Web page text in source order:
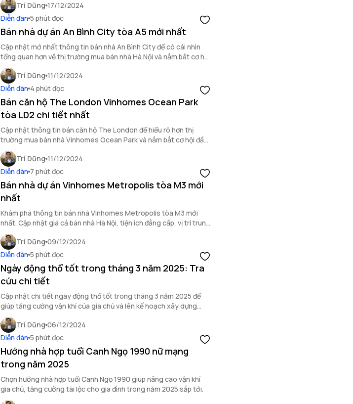
Trí Dũng 17/12/2024
Diễn đàn 5 phút đọc
Bán nhà dự án An Bình City tòa A5 mới nhất
Cập nhật mớ nhất thông tin bán nhà An Bình City để có cái nhìn
tổng quan hơn về thị trường mua bán nhà Hà Nội và nắm bắt cơ hội
đầu tư.
Trí Dũng 11/12/2024
Diễn đàn 4 phút đọc
Bán căn hộ The London Vinhomes Ocean Park
tòa LD2 chi tiết nhất
Cập nhật thông tin bán căn hộ The London để hiểu rõ hơn thị
trường mua bán nhà Vinhomes Ocean Park và nắm bắt cơ hội đầu
tư bất động sản.
Trí Dũng 11/12/2024
Diễn đàn 7 phút đọc
Bán nhà dự án Vinhomes Metropolis tòa M3 mới
nhất
Khám phá thông tin bán nhà Vinhomes Metropolis tòa M3 mới
nhất. Cập nhật giá cả bán nhà Hà Nội, tiện ích đẳng cấp, vị trí trung
tâm đắc địa ngay dưới đây.
Trí Dũng 09/12/2024
Diễn đàn 5 phút đọc
Ngày động thổ tốt trong tháng 3 năm 2025: Tra
cứu chi tiết
Cập nhật chi tiết ngày động thổ tốt trong tháng 3 năm 2025 để
giúp tăng cường vận khí của gia chủ và lên kế hoạch xây dựng
trong năm tới.
Trí Dũng 06/12/2024
Diễn đàn 5 phút đọc
Hướng nhà hợp tuổi Canh Ngọ 1990 nữ mạng
trong năm 2025
Chọn hướng nhà hợp tuổi Canh Ngọ 1990 giúp nâng cao vận khí
gia chủ, tăng cường tài lộc cho gia đình trong năm 2025 sắp tới.